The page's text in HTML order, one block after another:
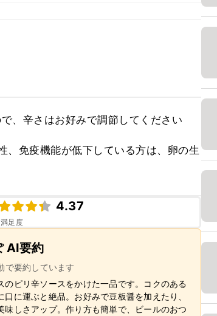
、辛さはお好みで調節してください
、免疫機能が低下している方は、卵の生
4.37
足度
AI要約
で要約しています
のピリ辛ソースをかけた一品です。コクのある
に運ぶと絶品。お好みで豆板醤を加えたり、
しさアップ。作り方も簡単で、ビールのおつ